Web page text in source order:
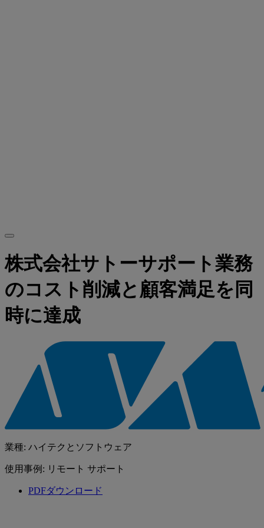
株式会社サトーサポート業務
のコスト削減と顧客満足を同
時に達成
業種: ハイテクとソフトウェア
使用事例: リモート サポート
PDFダウンロード